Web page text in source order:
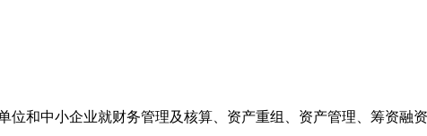
和中小企业就财务管理及核算、资产重组、资产管理、筹资融